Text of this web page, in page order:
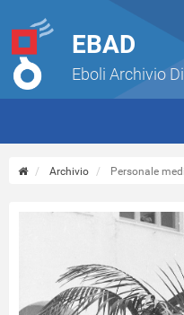
EBAD
Eboli Archivio
Archivio Personale